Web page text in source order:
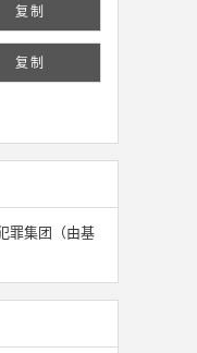
复制
复制
罪集团（由基